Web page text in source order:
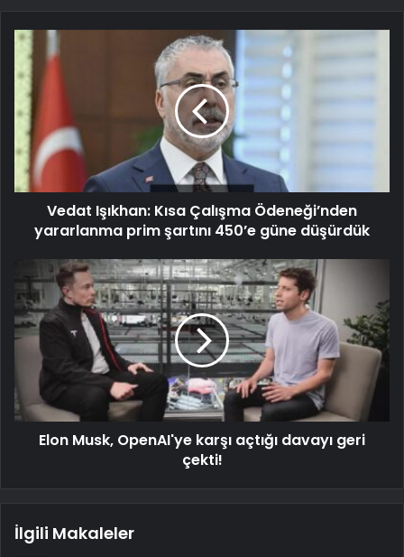
Vedat Işıkhan: Kısa Çalışma Ödeneği’nden
yararlanma prim şartını 450’e güne düşürdük
Elon Musk, OpenAI'ye karşı açtığı davayı geri
çekti!
İlgili Makaleler